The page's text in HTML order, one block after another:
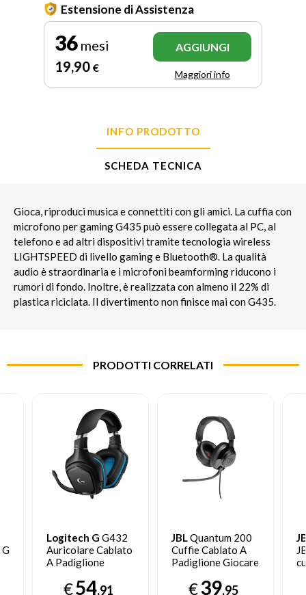
Estensione di Assistenza
36 mesi
19,90 €
AGGIUNGI
Maggiori info
INFO PRODOTTO
SCHEDA TECNICA
Gioca, riproduci musica e connettiti con gli amici. La cuffia con
microfono per gaming G435 può essere collegata al PC, al
telefono e ad altri dispositivi tramite tecnologia wireless
LIGHTSPEED di livello gaming e Bluetooth®. La qualità
audio è straordinaria e i microfoni beamforming riducono i
rumori di fondo. Inoltre, è realizzata con almeno il 22% di
plastica riciclata. Il divertimento non finisce mai con G435.
PRODOTTI CORRELATI
Logitech G G432
Auricolare Cablato
A Padiglione
€54,91
JBLQuantum 200
Cuffie Cablato A
Padiglione Giocare
€39,95